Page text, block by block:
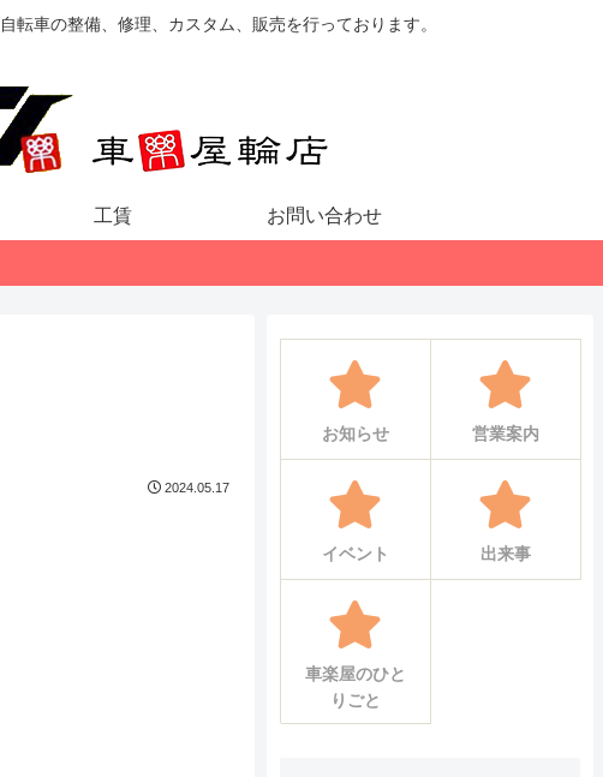
車の整備、修理、カスタム、販売を行っております。
工賃 お問い合わせ
2024.05.17
お知らせ 営業案内
イベント 出来事
車楽屋のひと
りごと